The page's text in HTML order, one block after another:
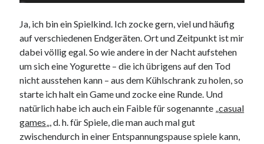
Neueste Kommentare
Michaelzuthe wink of nintendo DS lite
chriszuVGN-P11Z auf SSD
JanzuVGN-P11Z auf SSD
Janzu VGN-P11Z Downgrade
Marlonzu VGN-P11Z auf SSD
Ja, ich bin ein Spielkind. Ich zocke gern, viel und häufig
auf verschiedenen Endgeräten. Ort und Zeitpunkt ist mir
dabei völlig egal. So wie andere in der Nacht aufstehen
um sich eine Yogurette – die ich übrigens auf den Tod
nicht ausstehen kann – aus dem Kühlschrank zu holen, so
starte ich halt ein Game und zocke eine Runde. Und
natürlich habe ich auch ein Faible für sogenannte „casual
games„, d. h. für Spiele, die man auch mal gut
zwischendurch in einer Entspannungspause spiele kann,